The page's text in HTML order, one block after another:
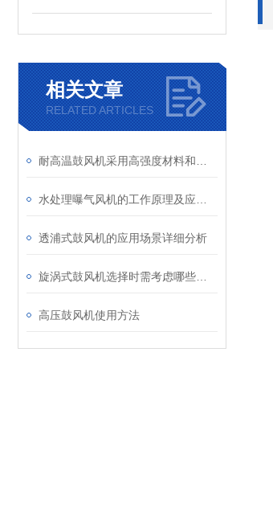
相关文章
RELATED ARTICLES
透浦式鼓风机的应用场景详细分析
高压鼓风机使用方法